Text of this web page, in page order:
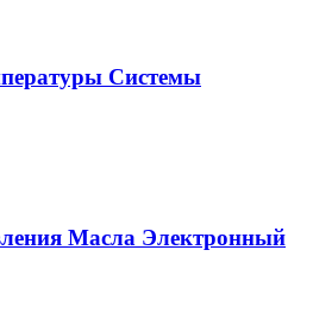
Системы
Масла Электронный